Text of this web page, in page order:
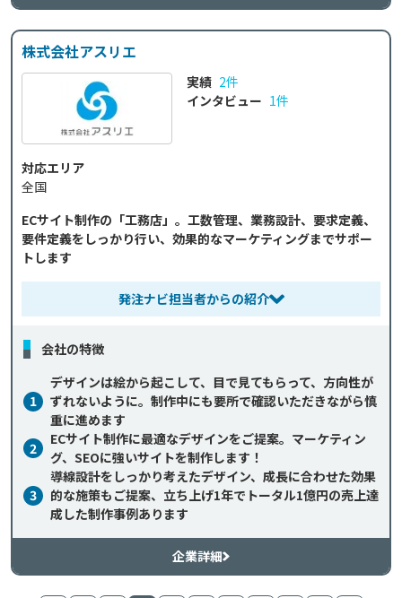
株式会社アスリエ
実績 2件
インタビュー 1件
対応エリア
全国
ECサイト制作の「工務店」。工数管理、業務設計、要求定義、
要件定義をしっかり行い、効果的なマーケティングまでサポー
トします
発注ナビ担当者からの紹介
会社の特徴
1
デザインは絵から起こして、目で見てもらって、方向性が
ずれないように。制作中にも要所で確認いただきながら慎
重に進めます
2
ECサイト制作に最適なデザインをご提案。マーケティン
グ、SEOに強いサイトを制作します！
3
導線設計をしっかり考えたデザイン、成長に合わせた効果
的な施策もご提案、立ち上げ1年でトータル1億円の売上達
成した制作事例あります
企業詳細